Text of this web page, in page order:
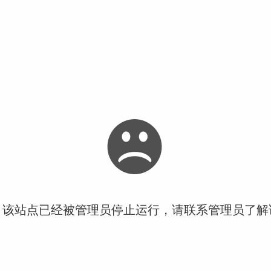
站点已经被管理员停止运行，请联系管理员了